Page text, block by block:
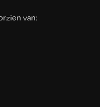
van: